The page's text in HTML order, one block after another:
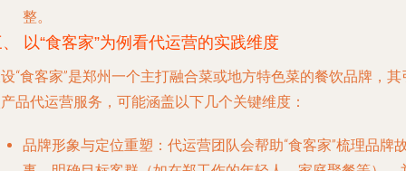
整。
以“食客家”为例看代运营的实践维度
“食客家”是郑州一个主打融合菜或地方特色菜的餐饮品牌，其
品代运营服务，可能涵盖以下几个关键维度：
品牌形象与定位重塑 ：代运营团队会帮助“食客家”梳理品牌